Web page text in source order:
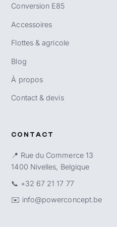
Conversion E85
Accessoires
Flottes & agricole
Blog
À propos
Contact & devis
CONTACT
📍 Rue du Commerce 13
1400 Nivelles, Belgique
📞 +32 67 21 17 77
✉️ info@powerconcept.be